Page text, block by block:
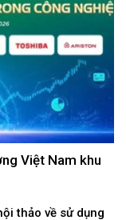
Việt Nam khu
thảo về sử dụng